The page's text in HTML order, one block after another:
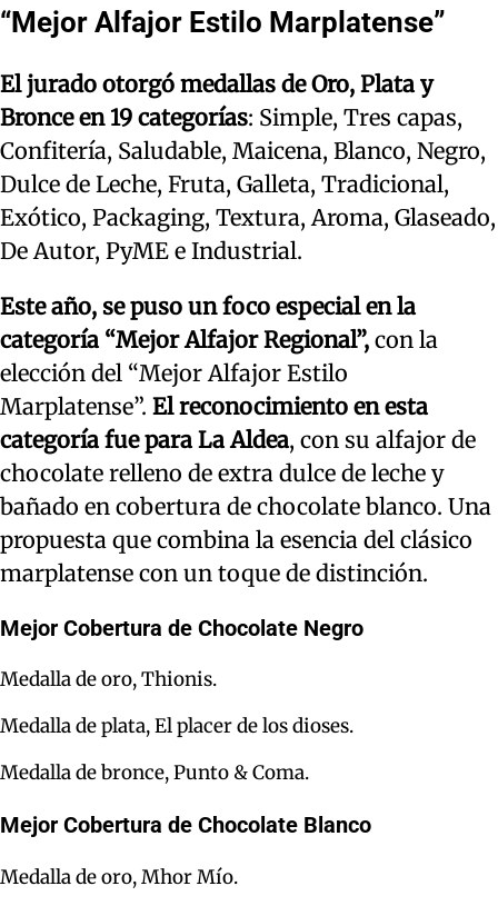
“Mejor Alfajor Estilo Marplatense”
El jurado otorgó medallas de Oro, Plata y
Bronce en 19 categorías: Simple, Tres capas,
Confitería, Saludable, Maicena, Blanco, Negro,
Dulce de Leche, Fruta, Galleta, Tradicional,
Exótico, Packaging, Textura, Aroma, Glaseado,
De Autor, PyME e Industrial.
Este año, se puso un foco especial en la
categoría “Mejor Alfajor Regional”, con la
elección del “Mejor Alfajor Estilo
Marplatense”. El reconocimiento en esta
categoría fue para La Aldea, con su alfajor de
chocolate relleno de extra dulce de leche y
bañado en cobertura de chocolate blanco. Una
propuesta que combina la esencia del clásico
marplatense con un toque de distinción.
Mejor Cobertura de Chocolate Negro
Medalla de oro, Thionis.
Medalla de plata, El placer de los dioses.
Medalla de bronce, Punto & Coma.
Mejor Cobertura de Chocolate Blanco
Medalla de oro, Mhor Mío.